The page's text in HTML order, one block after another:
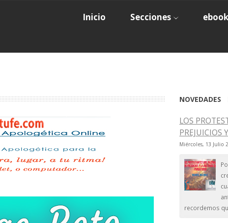
Inicio Secciones
NOVEDADES
LOS
PREJUICIOS
Miércoles, 13 Julio
recordemos